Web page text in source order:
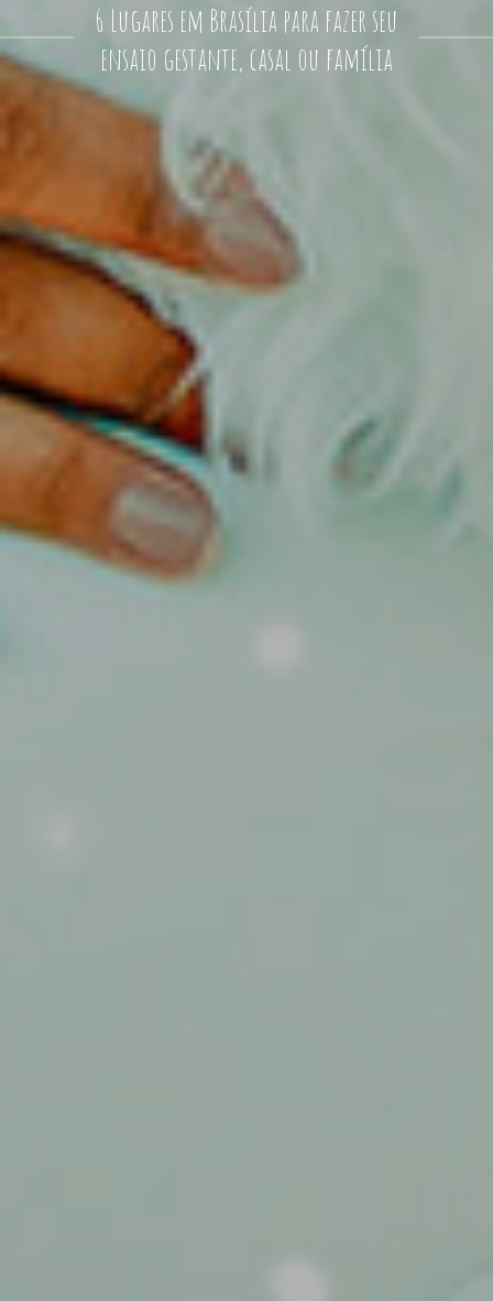
6 Lugares em Brasília para fazer seu
ensaio gestante, casal ou família